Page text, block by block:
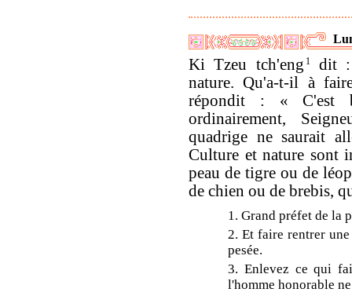
Ki Tzeu tch'eng 1dit :
nature. Qu'a-t-il à
répondit : « C'est
ordinairement,
quadrige ne saurait
Culture et nature sont
peau de tigre ou de
de chien ou de brebis,
1. Grand préfet de la
2. Et faire rentrer
pesée.
3. Enlevez ce qui
l'homme honorable